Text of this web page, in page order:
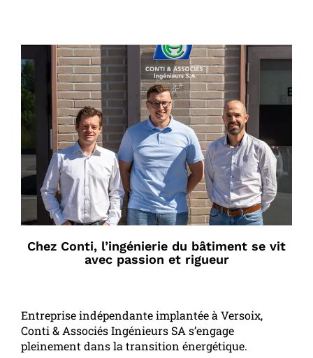
Chez Conti, l’ingénierie du bâtiment se vit
avec passion et rigueur
Entreprise indépendante implantée à Versoix,
Conti & Associés Ingénieurs SA s’engage
pleinement dans la transition énergétique.